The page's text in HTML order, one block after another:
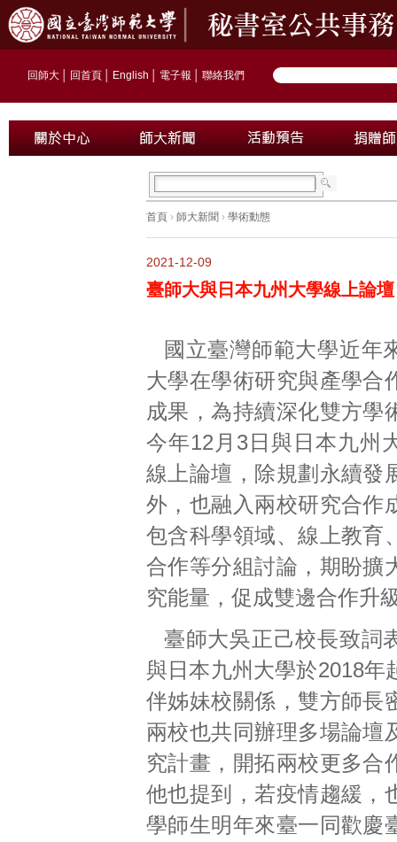
回師大 回首頁 English 電子報 聯絡我們
首頁 › 師大新聞 › 學術動態
2021-12-09
臺師大與日本九州大學線上論
國立臺灣師範大學近年
大學在學術研究與產學合
成果，為持續深化雙方學
今年12月3日與日本九州
線上論壇，除規劃永續發
外，也融入兩校研究合作
包含科學領域、線上教育
合作等分組討論，期盼擴
究能量，促成雙邊合作升
臺師大吳正己校長致詞
與日本九州大學於2018年
伴姊妹校關係，雙方師長
兩校也共同辦理多場論壇
究計畫，開拓兩校更多合
他也提到，若疫情趨緩，
學師生明年來臺一同歡慶